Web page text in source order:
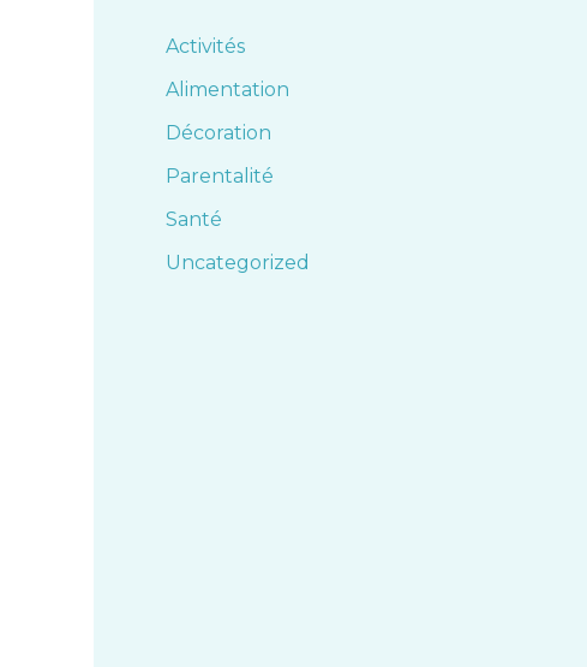
Activités
Alimentation
Décoration
Parentalité
Santé
Uncategorized